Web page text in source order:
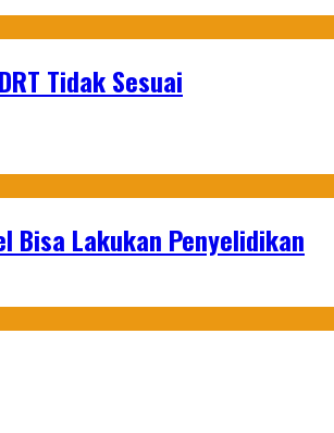
Tidak Sesuai
Bisa Lakukan Penyelidikan